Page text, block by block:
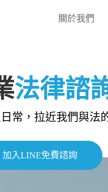
法律諮
常，拉近我們與法
加入LINE免費諮詢
關於我們